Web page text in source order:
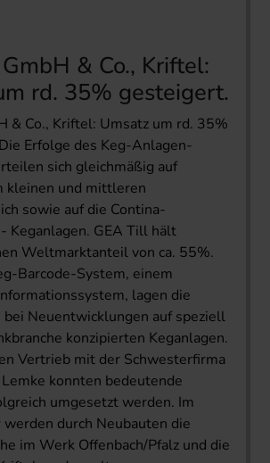
& Co., Kriftel:
rd. 35% gesteigert.
& Co., Kriftel: Umsatz um rd. 35%
Erfolge des Keg-Anlagen-
sich gleichmäßig auf
kleinen und mittleren
sowie auf die Contina-
Keganlagen. GEA Till hält
Weltmarktanteil von ca. 55%.
Barcode-System, einem
lagen die
bei Neuentwicklungen auf speziell
konzipierten Keganlagen.
Vertrieb mit der Schwesterfirma
konnten bedeutende
umgesetzt werden. Im
werden durch Neubauten die
im Werk Offenbach/Pfalz und die